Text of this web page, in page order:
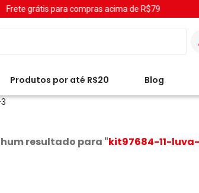
Frete grátis para compras acima de R$79
Produtos por até R$20 Blog
resultado para "kit97684-11-